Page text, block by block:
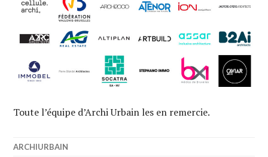
Toute l’équipe d’Archi Urbain les en remercie.
ARCHIURBAIN